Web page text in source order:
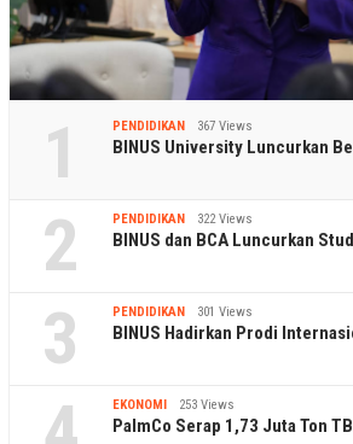
1 PENDIDIKAN 367 Views
BINUS University Luncurkan
2 PENDIDIKAN 322 Views
BINUS dan BCA Luncurkan
3 PENDIDIKAN 301 Views
BINUS Hadirkan Prodi
EKONOMI 253 Views
PalmCo Serap 1,73 Juta Ton